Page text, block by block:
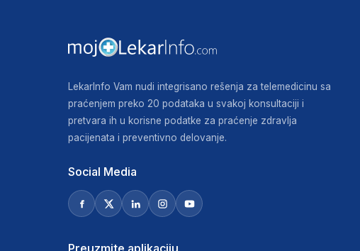
LekarInfo Vam nudi integrisano rešenja za telemedicinu sa
praćenjem preko 20 podataka u svakoj konsultaciji i
pretvara ih u korisne podatke za praćenje zdravlja
pacijenata i preventivno delovanje.
Social Media
Preuzmite aplikaciju